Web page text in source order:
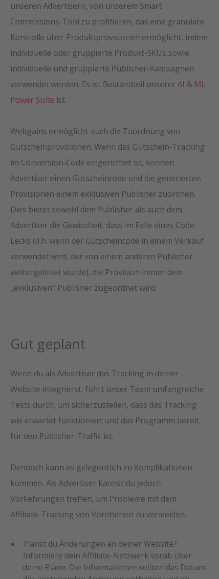
unseren Advertisern, von unserem Smart
Commissions-Tool zu profitieren, das eine granulare
Kontrolle über Produktprovisionen ermöglicht, indem
individuelle oder gruppierte Produkt-SKUs sowie
individuelle und gruppierte Publisher-Kampagnen
verwendet werden. Es ist Bestandteil unsererAI & ML
Power Suite ist.
Webgains ermöglicht auch die Zuordnung von
Gutscheinprovisionen. Wenn das Gutschein-Tracking
im Conversion-Code eingerichtet ist, können
Advertiser einen Gutscheincode und die generierten
Provisionen einem exklusiven Publisher zuordnen.
Dies bietet sowohl dem Publisher als auch dem
Advertiser die Gewissheit, dass im Falle eines Code-
Lecks (d.h. wenn der Gutscheincode in einem Verkauf
verwendet wird, der von einem anderen Publisher
weitergeleitet wurde), die Provision immer dem
„exklusiven“ Publisher zugeordnet wird.
Gut geplant
Wenn du als Advertiser das Tracking in deiner
Website integrierst, führt unser Team umfangreiche
Tests durch, um sicherzustellen, dass das Tracking
wie erwartet funktioniert und das Programm bereit
für den Publisher-Traffic ist.
Dennoch kann es gelegentlich zu Komplikationen
kommen. Als Advertiser kannst du jedoch
Vorkehrungen treffen, um Probleme mit dem
Affiliate-Tracking von Vornherein zu vermeiden.
Planst du Änderungen an deiner Website?
Informiere dein Affiliate-Netzwerk vorab über
deine Pläne. Die Informationen sollten das Datum